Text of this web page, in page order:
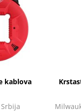
kablova